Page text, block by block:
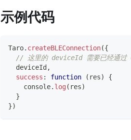
示例代码
Taro. createBLEConnection({
// 这里的 deviceId 需要已经通过
  deviceId
,
success : function ( res)
{
console. log( res)
}
})